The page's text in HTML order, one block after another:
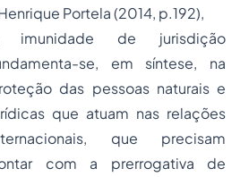
Portela (2014, p.192),
imunidade de jurisdição
se, em síntese, na
das pessoas naturais e
que atuam nas relações
que precisam
com a prerrogativa de